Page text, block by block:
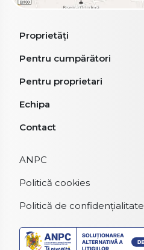
Proprietăți
Pentru cumpărători
Pentru proprietari
Echipa
Contact
ANPC
Politică cookies
Politică de confidențialitate